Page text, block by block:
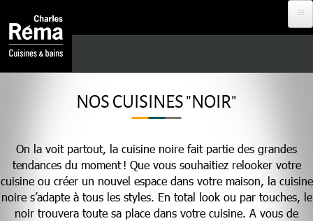
REVENDEUR
RDV EN
MAGASIN
NOS CUISINES "NOIR"
On la voit partout, la cuisine noire fait partie des grandes
tendances du moment ! Que vous souhaitiez relooker votre
cuisine ou créer un nouvel espace dans votre maison, la cuisine
noire s’adapte à tous les styles. En total look ou par touches, le
noir trouvera toute sa place dans votre cuisine. A vous de